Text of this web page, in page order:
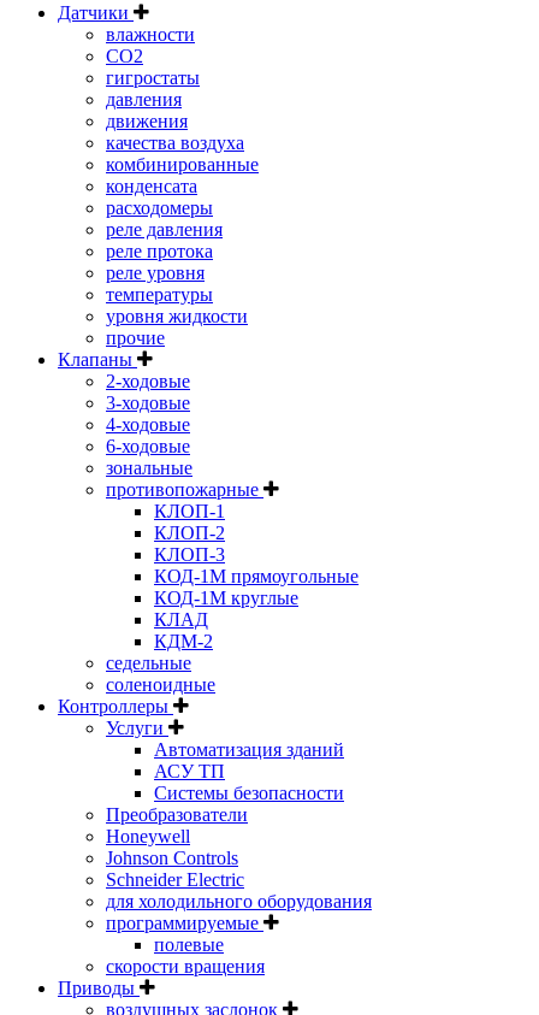
Датчики
влажности
CO2
гигростаты
давления
движения
качества воздуха
комбинированные
конденсата
расходомеры
реле давления
реле протока
реле уровня
температуры
уровня жидкости
прочие
Клапаны
2-ходовые
3-ходовые
4-ходовые
6-ходовые
зональные
противопожарные
КЛОП-1
КЛОП-2
КЛОП-3
КОД-1М прямоугольные
КОД-1М круглые
КЛАД
КДМ-2
седельные
соленоидные
Контроллеры
Услуги
Автоматизация зданий
АСУ ТП
Системы безопасности
Преобразователи
Honeywell
Johnson Controls
Schneider Electric
для холодильного оборудования
программируемые
полевые
скорости вращения
Приводы
воздушных заслонок